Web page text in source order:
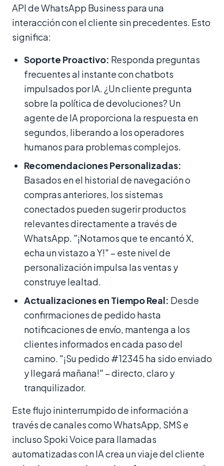
API de WhatsApp Business para una
interacción con el cliente sin precedentes. Esto
significa:
Soporte Proactivo: Responda preguntas
frecuentes al instante con chatbots
impulsados por IA. ¿Un cliente pregunta
sobre la política de devoluciones? Un
agente de IA proporciona la respuesta en
segundos, liberando a los operadores
humanos para problemas complejos.
Recomendaciones Personalizadas:
Basados en el historial de navegación o
compras anteriores, los sistemas
conectados pueden sugerir productos
relevantes directamente a través de
WhatsApp. "¡Notamos que te encantó X,
echa un vistazo a Y!" – este nivel de
personalización impulsa las ventas y
construye lealtad.
Actualizaciones en Tiempo Real: Desde
confirmaciones de pedido hasta
notificaciones de envío, mantenga a los
clientes informados en cada paso del
camino. "¡Su pedido #12345 ha sido enviado
y llegará mañana!" – directo, claro y
tranquilizador.
Este flujo ininterrumpido de información a
través de canales como WhatsApp, SMS e
incluso Spoki Voice para llamadas
automatizadas con IA crea un viaje del cliente